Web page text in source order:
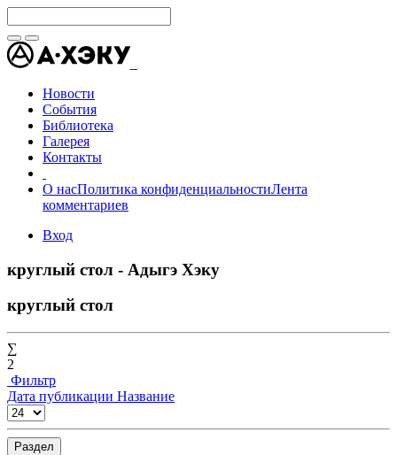
Новости
События
Библиотека
Галерея
Контакты
О насПолитика конфиденциальностиЛента
комментариев
Вход
круглый стол - Адыгэ Хэку
круглый стол
∑
2
Фильтр
Дата публикации Название
Раздел